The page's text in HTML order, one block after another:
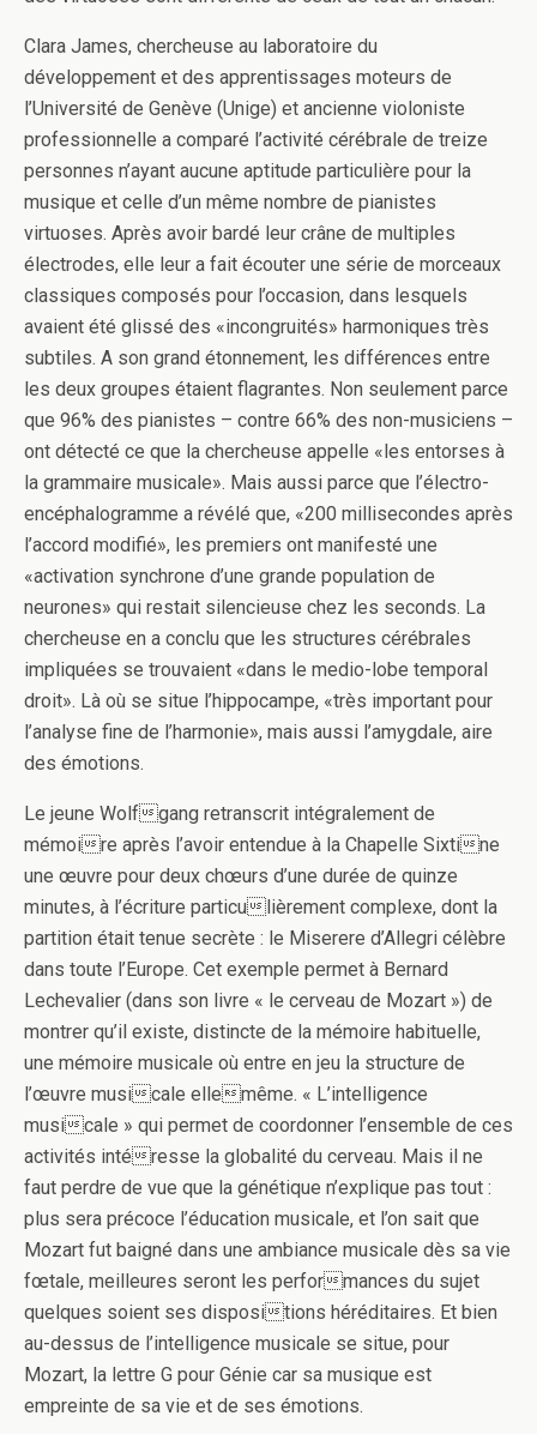
Clara James, chercheuse au laboratoire du
développement et des apprentissages moteurs de
l’Université de Genève (Unige) et ancienne violoniste
professionnelle a comparé l’activité cérébrale de treize
personnes n’ayant aucune aptitude particulière pour la
musique et celle d’un même nombre de pianistes
virtuoses. Après avoir bardé leur crâne de multiples
électrodes, elle leur a fait écouter une série de morceaux
classiques composés pour l’occasion, dans lesquels
avaient été glissé des «incongruités» harmoniques très
subtiles. A son grand étonnement, les différences entre
les deux groupes étaient flagrantes. Non seulement parce
que 96% des pianistes – contre 66% des non-musiciens –
ont détecté ce que la chercheuse appelle «les entorses à
la grammaire musicale». Mais aussi parce que l’électro-
encéphalogramme a révélé que, «200 millisecondes après
l’accord modifié», les premiers ont manifesté une
«activation synchrone d’une grande population de
neurones» qui restait silencieuse chez les seconds. La
chercheuse en a conclu que les structures cérébrales
impliquées se trouvaient «dans le medio-lobe temporal
droit». Là où se situe l’hippocampe, «très important pour
l’analyse fine de l’harmonie», mais aussi l’amygdale, aire
des émotions.
Le jeune Wolfgang retranscrit intégralement de
mémoire après l’avoir entendue à la Chapelle Sixtine
une œuvre pour deux chœurs d’une durée de quinze
minutes, à l’écriture particulièrement complexe, dont la
partition était tenue secrète : le Miserere d’Allegri célèbre
dans toute l’Europe. Cet exemple permet à Bernard
Lechevalier (dans son livre « le cerveau de Mozart ») de
montrer qu’il existe, distincte de la mémoire habituelle,
une mémoire musicale où entre en jeu la structure de
l’œuvre musicale ellemême. « L’intelligence
musicale » qui permet de coordonner l’ensemble de ces
activités intéresse la globalité du cerveau. Mais il ne
faut perdre de vue que la génétique n’explique pas tout :
plus sera précoce l’éducation musicale, et l’on sait que
Mozart fut baigné dans une ambiance musicale dès sa vie
fœtale, meilleures seront les performances du sujet
quelques soient ses dispositions héréditaires. Et bien
au-dessus de l’intelligence musicale se situe, pour
Mozart, la lettre G pour Génie car sa musique est
empreinte de sa vie et de ses émotions.